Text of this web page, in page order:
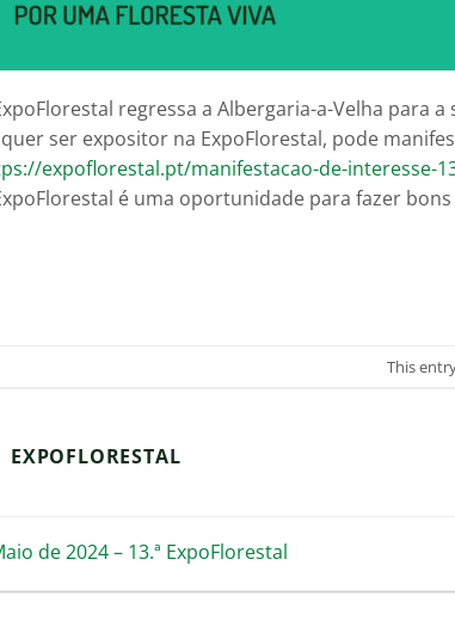
regressa a Albergaria-a-Velha para
quer ser expositor na ExpoFlorestal, pode
expoflorestal.pt/manifestacao-de-interesse-
é uma oportunidade para fazer
This
EXPOFLORESTAL
de 2024 – 13.ª ExpoFlorestal